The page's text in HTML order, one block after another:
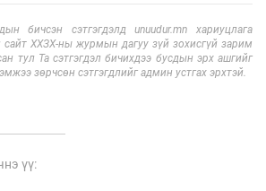
бичсэн сэтгэгдэлд unuudur.mn хариуцлага
сайт ХХЗХ-ны журмын дагуу зүй зохисгүй зарим
тул Та сэтгэгдэл бичихдээ бусдын эрх ашгийг
зөрчсөн сэтгэгдлийг админ устгах эрхтэй.